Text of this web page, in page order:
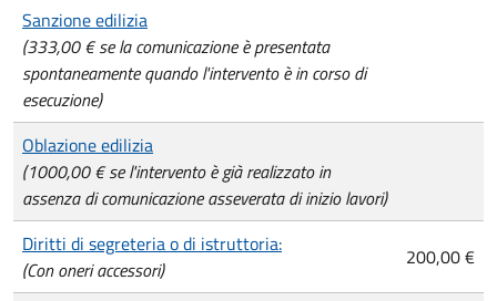
Sanzione edilizia
(333,00 € se la comunicazione è presentata
spontaneamente quando l'intervento è in corso di
esecuzione)
Oblazione edilizia
(1000,00 € se l'intervento è già realizzato in
assenza di comunicazione asseverata di inizio lavori)
Diritti di segreteria o di istruttoria:
(Con oneri accessori)
200,00 €